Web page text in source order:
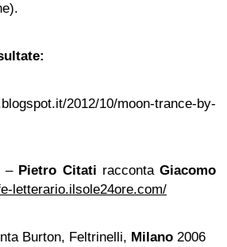
2012/10/moon-trance-by-
– Pietro Citati racconta Giacomo
letterario.ilsole24ore.com/
Burton, Feltrinelli, Milano 2006